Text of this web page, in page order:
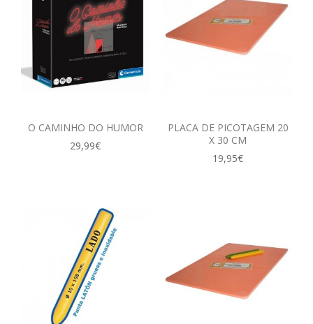
O CAMINHO DO HUMOR
29,99€
PLACA DE PICOTAGEM 20
X 30 CM
19,95€